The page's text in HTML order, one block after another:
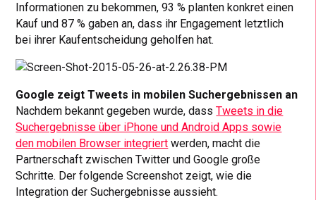
Informationen zu bekommen, 93 % planten konkret einen
Kauf und 87 % gaben an, dass ihr Engagement letztlich
bei ihrer Kaufentscheidung geholfen hat.
Google zeigt Tweets in mobilen Suchergebnissen an
Nachdem bekannt gegeben wurde, dassTweets in die
Suchergebnisse über iPhone und Android Apps sowie
den mobilen Browser integriert werden, macht die
Partnerschaft zwischen Twitter und Google große
Schritte. Der folgende Screenshot zeigt, wie die
Integration der Suchergebnisse aussieht.